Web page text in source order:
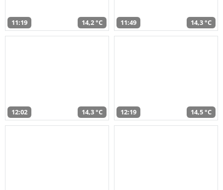
11:19 14,2 °C 11:49 14,3 °C
12:02 14,3 °C 12:19 14,5 °C